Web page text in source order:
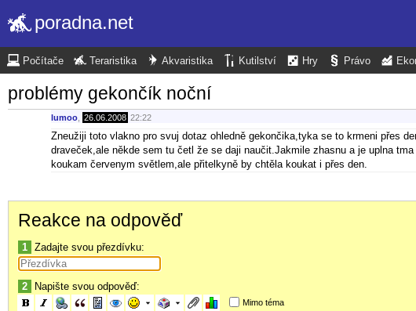
poradna.net
Počítače Teraristika Akvaristika Kutilství Hry Právo
problémy gekončík noční
lumoo 26.06.2008 22:22
Zneužiji toto vlakno pro svuj dotaz ohledně gekončika,tyka se to krmeni přes
draveček,ale někde sem tu četl že se daji naučit.Jakmile zhasnu a je uplna
koukam červenym světlem,ale přitelkyně by chtěla koukat i přes den.
Reakce na odpověď
1 Zadajte svou přezdívku:
2 Napište svou odpověď:
Mimo téma